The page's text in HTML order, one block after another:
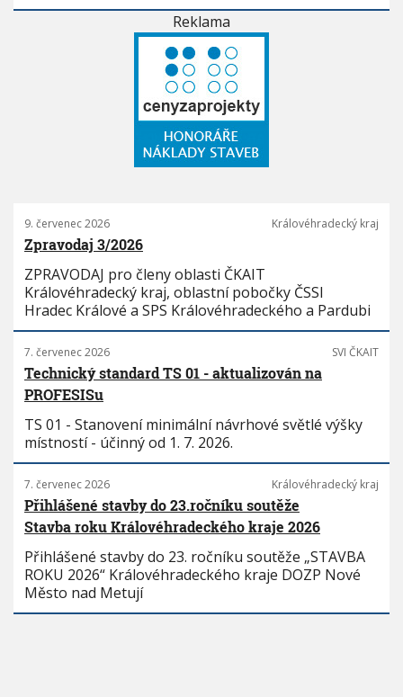
Reklama
9. červenec 2026 Královéhradecký kraj
Zpravodaj 3/2026
ZPRAVODAJ pro členy oblasti ČKAIT
Královéhradecký kraj, oblastní pobočky ČSSI
Hradec Králové a SPS Královéhradeckého a Pardubi
7. červenec 2026 SVI ČKAIT
Technický standard TS 01 - aktualizován na
PROFESISu
TS 01 - Stanovení minimální návrhové světlé výšky
místností - účinný od 1. 7. 2026.
7. červenec 2026 Královéhradecký kraj
Přihlášené stavby do 23.ročníku soutěže
Stavba roku Královéhradeckého kraje 2026
Přihlášené stavby do 23. ročníku soutěže „STAVBA
ROKU 2026“ Královéhradeckého kraje DOZP Nové
Město nad Metují